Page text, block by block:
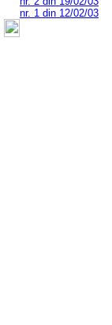
nr. 1 din 12/02/03